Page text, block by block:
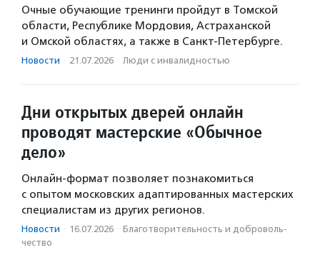
Очные обучающие тренинги пройдут в Томской
области, Республике Мордовия, Астраханской
и Омской областях, а также в Санкт-Петербурге.
Новости · 21.07.2026 · Люди с инвалидностью
Дни открытых дверей онлайн
проводят мастерские «Обычное
дело»
Онлайн-формат позволяет познакомиться
с опытом московских адаптированных мастерских
специалистам из других регионов.
Новости · 16.07.2026 · Благотвори­тель­ность и доброволь­
чест­во